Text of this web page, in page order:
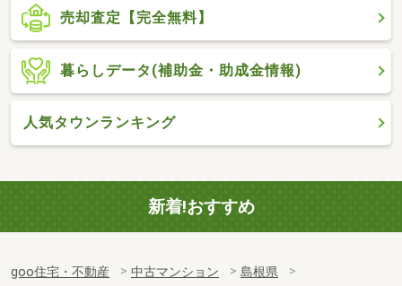
売却査定【完全無料】
暮らしデータ(補助金・助成金情報)
人気タウンランキング
新着!おすすめ
goo住宅・不動産 中古マンション
島根県